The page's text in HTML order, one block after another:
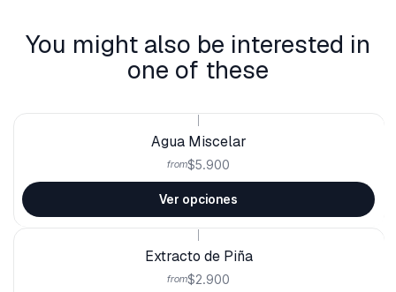
You might also be interested in
one of these
Agua Miscelar
from$5.900
Ver opciones
Extracto de Piña
from$2.900